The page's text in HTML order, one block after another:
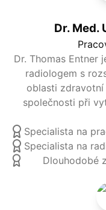
Dr. Med.
Dr. Thomas Entner
radiologem s
oblasti
společnosti při
Specialista na
Specialista na
Dlouhodobé